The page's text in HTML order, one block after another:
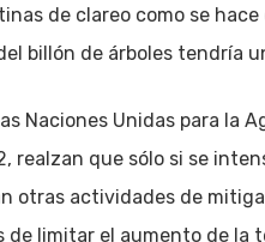
de clareo como se
billón de árboles tendría
Naciones Unidas para la
realzan que sólo si se
otras actividades de
limitar el aumento de la